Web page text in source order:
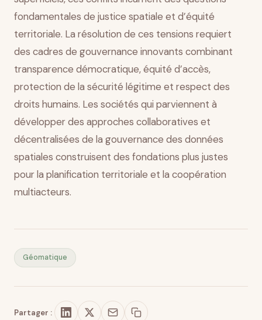
fondamentales de justice spatiale et d’équité
territoriale. La résolution de ces tensions requiert
des cadres de gouvernance innovants combinant
transparence démocratique, équité d’accès,
protection de la sécurité légitime et respect des
droits humains. Les sociétés qui parviennent à
développer des approches collaboratives et
décentralisées de la gouvernance des données
spatiales construisent des fondations plus justes
pour la planification territoriale et la coopération
multiacteurs.
Géomatique
Partager :